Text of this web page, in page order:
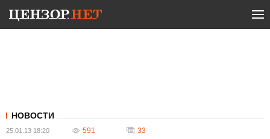
НОВОСТИ
25.01.13 18:20 591 33